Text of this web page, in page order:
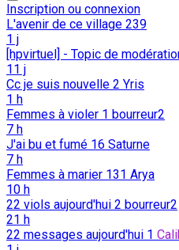
Inscription ou connexion
L'avenir de ce village 239
1 j
[hpvirtuel] - Topic de
11 j
Cc je suis nouvelle 2 Yris
1 h
Femmes à violer 1 bourreur2
7 h
J'ai bu et fumé 16 Saturne
7 h
Femmes à marier 131 Arya
10 h
22 viols aujourd'hui 2 bourreur2
21 h
22 messages aujourd'hui 1